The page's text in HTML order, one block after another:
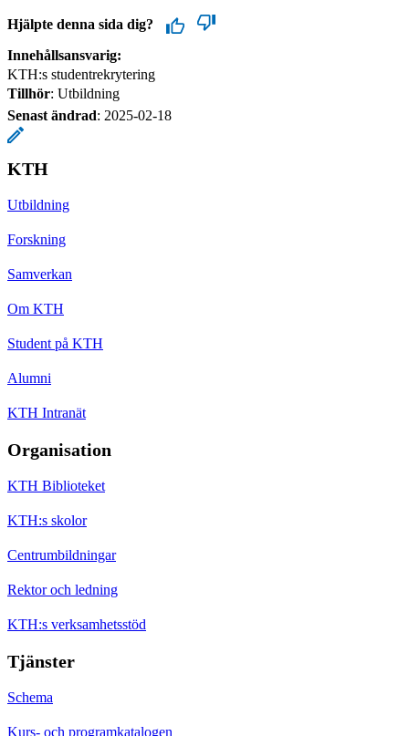
Hjälpte denna sida dig?
Innehållsansvarig:
KTH:s studentrekrytering
Tillhör: Utbildning
Senast ändrad: 2025-02-18
KTH
Utbildning
Forskning
Samverkan
Om KTH
Student på KTH
Alumni
KTH Intranät
Organisation
KTH Biblioteket
KTH:s skolor
Centrumbildningar
Rektor och ledning
KTH:s verksamhetsstöd
Tjänster
Schema
Kurs- och programkatalogen